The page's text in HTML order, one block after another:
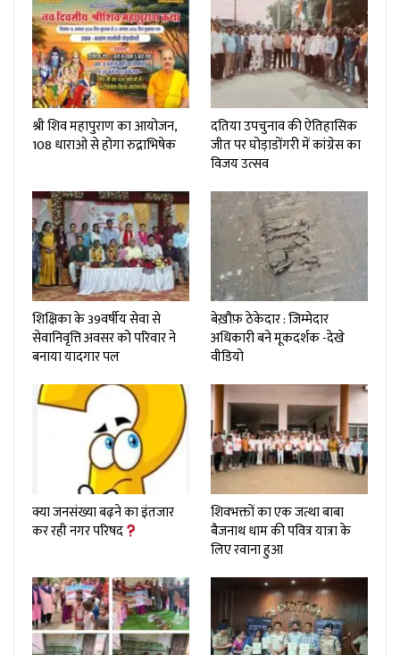
श्री शिव महापुराण का आयोजन,
108 धाराओ से होगा रुद्राभिषेक
दतिया उपचुनाव की ऐतिहासिक
जीत पर घोड़ाडोंगरी में कांग्रेस का
विजय उत्सव
शिक्षिका के 39वर्षीय सेवा से
सेवानिवृत्ति अवसर को परिवार ने
बनाया यादगार पल
बेख़ौफ़ ठेकेदार : जिम्मेदार
अधिकारी बने मूकदर्शक -देखे
वीडियो
क्या जनसंख्या बढ़ने का इंतजार
कर रही नगर परिषद
शिवभक्तों का एक जत्था बाबा
बैजनाथ धाम की पवित्र यात्रा के
लिए रवाना हुआ